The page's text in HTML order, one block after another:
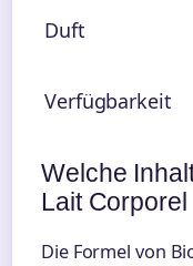
Duft
Verfügbarkeit
Welche
Lait Corporel
Die Formel von